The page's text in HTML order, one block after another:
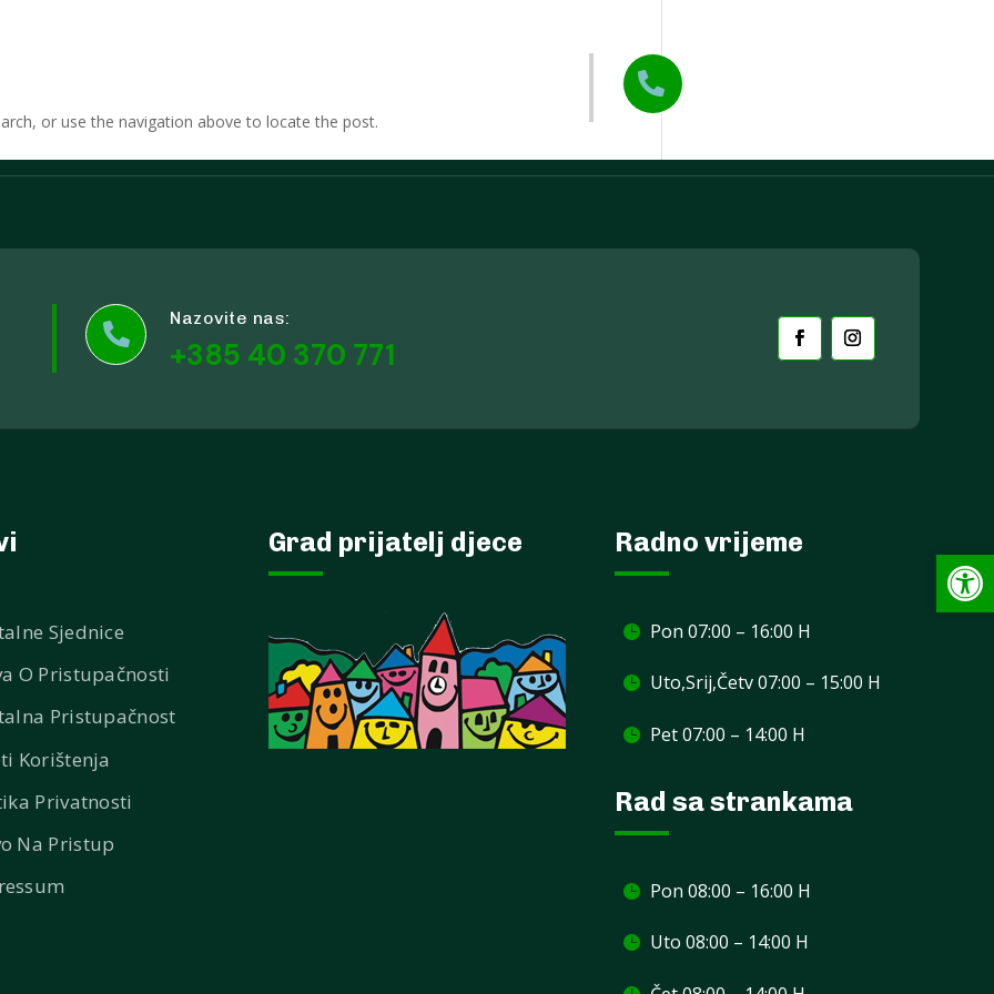

or use the navigation above to locate the post.

Nazovite nas:
+385 40 370 771
Sjednice
O Pristupačnosti
Pristupačnost
Korištenja
Privatnosti
Na Pristup
Grad prijatelj djece Radno vrijeme
Pon 07:00 – 16:00 H
Uto,Srij,Četv 07:00 – 15:00 H
Pet 07:00 – 14:00 H
Rad sa strankama
Pon 08:00 – 16:00 H
Uto 08:00 – 14:00 H